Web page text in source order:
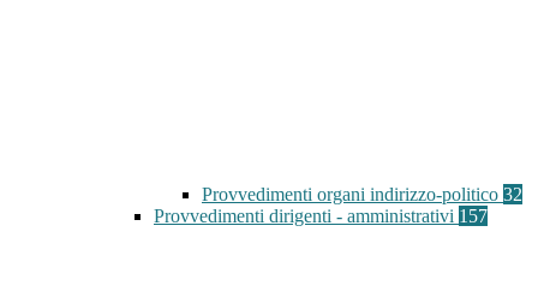
Provvedimenti organi indirizzo-politico 32
Provvedimenti dirigenti - amministrativi 157